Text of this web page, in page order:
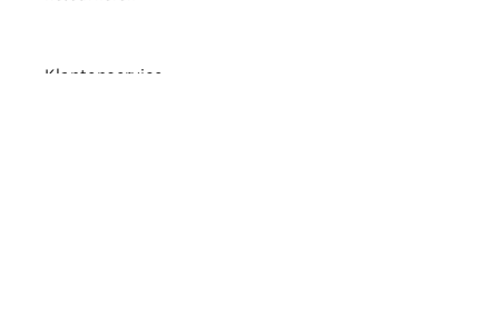
Klantenservice